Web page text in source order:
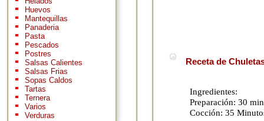
Huevos
Mantequillas
Panaderia
Pasta
Pescados
Postres
Salsas Calientes
Salsas Frias
Sopas Caldos
Tartas
Ternera
Varios
Verduras
Receta de
Ingredientes:
Preparación: 30
Cocción: 35